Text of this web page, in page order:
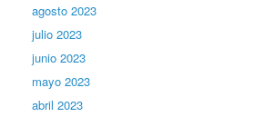
agosto 2023
julio 2023
junio 2023
mayo 2023
abril 2023